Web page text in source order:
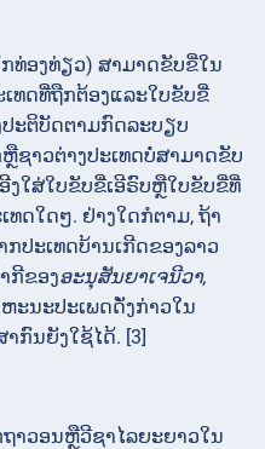
ທ່ອງທ່ຽວ) ສາມາດຂັບຂີ່ໃນ
ທດທີ່ຖືກຕ້ອງແລະໃບຂັບຂີ່
ປະຕິບັດຕາມກົດລະບຽບ
ຊາວຕ່າງປະເທດບໍ່ສາມາດຂັບ
ງໃສ່ໃບຂັບຂີ່ເອີຣົບຫຼືໃບຂັບຂີ່ທີ່
ທດໃດໆ. ຢ່າງໃດກໍຕາມ, ຖ້າ
ປະເທດບ້ານເກີດຂອງລາວ
ກີຂອງອະນຸສັນຍາເຈນີວາ,
ະນະປະເພດດັ່ງກ່າວໃນ
ກົນຍັງໃຊ້ໄດ້. [3]
າວອນຫຼືວີຊາໄລຍະຍາວໃນ